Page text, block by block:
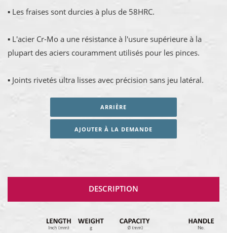
▪ Les fraises sont durcies à plus de 58HRC.
▪ L'acier Cr-Mo a une résistance à l'usure supérieure à la
plupart des aciers couramment utilisés pour les pinces.
▪ Joints rivetés ultra lisses avec précision sans jeu latéral.
ARRIÈRE
AJOUTER À LA DEMANDE
DESCRIPTION